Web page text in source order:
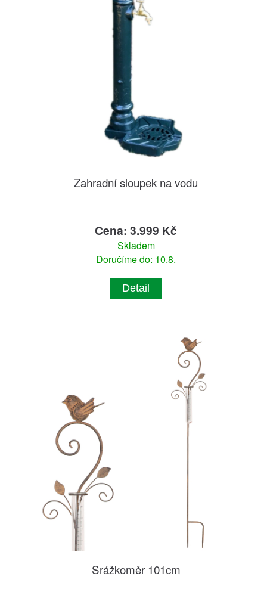
Zahradní sloupek na vodu
Cena: 3.999 Kč
Skladem
Doručíme do: 10.8.
Detail
Srážkoměr 101cm